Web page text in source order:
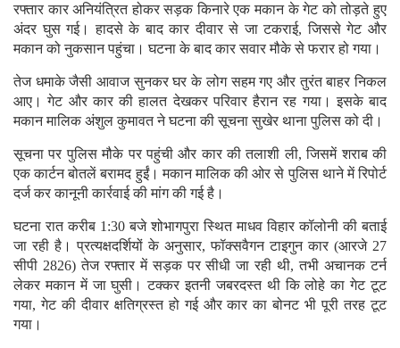
रफ्तार कार अनियंत्रित होकर सड़क किनारे एक मकान के गेट को तोड़ते हुए
अंदर घुस गई। हादसे के बाद कार दीवार से जा टकराई, जिससे गेट और
मकान को नुकसान पहुंचा। घटना के बाद कार सवार मौके से फरार हो गया।
तेज धमाके जैसी आवाज सुनकर घर के लोग सहम गए और तुरंत बाहर निकल
आए। गेट और कार की हालत देखकर परिवार हैरान रह गया। इसके बाद
मकान मालिक अंशुल कुमावत ने घटना की सूचना सुखेर थाना पुलिस को दी।
सूचना पर पुलिस मौके पर पहुंची और कार की तलाशी ली, जिसमें शराब की
एक कार्टन बोतलें बरामद हुईं। मकान मालिक की ओर से पुलिस थाने में रिपोर्ट
दर्ज कर कानूनी कार्रवाई की मांग की गई है।
घटना रात करीब 1:30 बजे शोभागपुरा स्थित माधव विहार कॉलोनी की बताई
जा रही है। प्रत्यक्षदर्शियों के अनुसार, फॉक्सवैगन टाइगुन कार (आरजे 27
सीपी 2826) तेज रफ्तार में सड़क पर सीधी जा रही थी, तभी अचानक टर्न
लेकर मकान में जा घुसी। टक्कर इतनी जबरदस्त थी कि लोहे का गेट टूट
गया, गेट की दीवार क्षतिग्रस्त हो गई और कार का बोनट भी पूरी तरह टूट
गया।